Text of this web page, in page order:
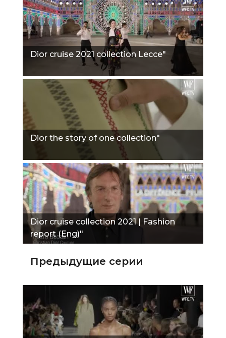
Dior cruise 2021 collection Lecce"
Dior the story of one collection"
Dior cruise collection 2021 | Fashion
report (Eng)"
Предыдущие серии